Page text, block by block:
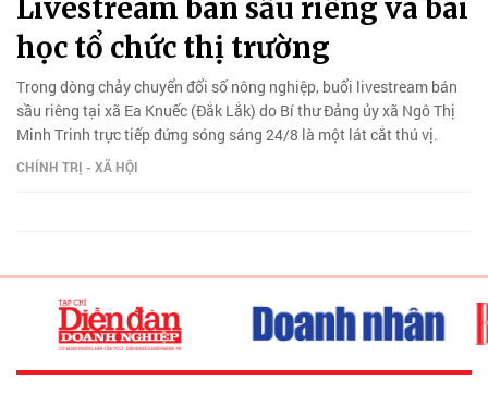
Livestream bán sầu riêng và bài
học tổ chức thị trường
Trong dòng chảy chuyển đổi số nông nghiệp, buổi livestream bán
sầu riêng tại xã Ea Knuếc (Đắk Lắk) do Bí thư Đảng ủy xã Ngô Thị
Minh Trinh trực tiếp đứng sóng sáng 24/8 là một lát cắt thú vị.
CHÍNH TRỊ - XÃ HỘI